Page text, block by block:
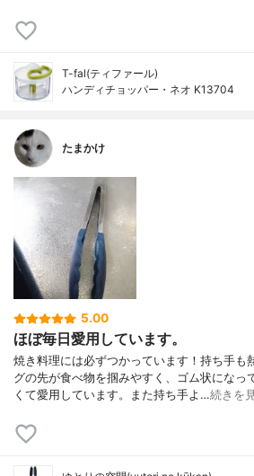
T-fal(ティファール)
ハンディチョッパー・ネオ K13704
たまかけ
5.00
ほぼ毎日愛用しています。
焼き料理には必ずつかっています！持ち手も
グの先が食べ物を掴みやすく、ゴム状になっ
くて愛用しています。また持ち手よ…続きを